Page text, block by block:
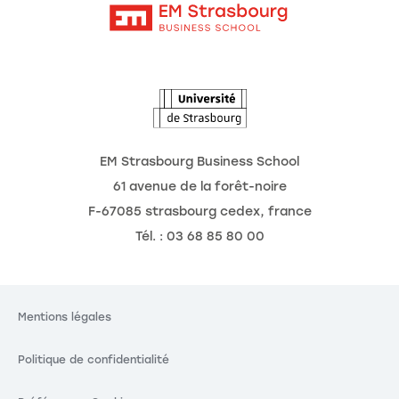
EM Strasbourg Business School
61 avenue de la forêt-noire
F-67085 strasbourg cedex, france
Tél. : 03 68 85 80 00
Mentions légales
Politique de confidentialité